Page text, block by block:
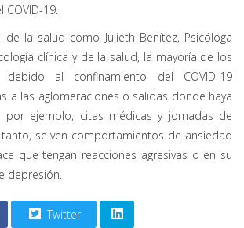
COVID-19.
de la salud como Julieth Benítez, Psicóloga
clínica y de la salud, la mayoría de los
debido al confinamiento del COVID-19
a las aglomeraciones o salidas donde haya
por ejemplo, citas médicas y jornadas de
se ven comportamientos de ansiedad
que tengan reacciones agresivas o en su
depresión.
Twitter